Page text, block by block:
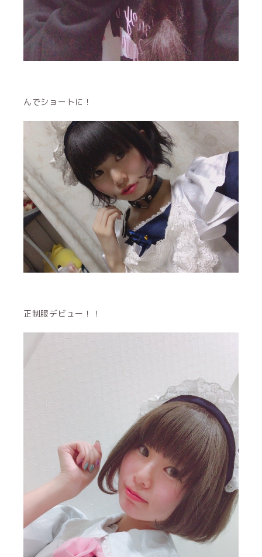
んでショートに！
正制服デビュー！！